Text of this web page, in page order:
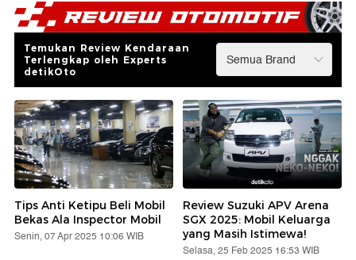
Temukan Review Kendaraan
Terlengkap oleh Experts
detikOto
Tips Anti Ketipu Beli Mobil
Bekas Ala Inspector Mobil
Senin, 07 Apr 2025 10:06 WIB
Review Suzuki APV Arena
SGX 2025: Mobil Keluarga
yang Masih Istimewa!
Selasa, 25 Feb 2025 16:53 WIB